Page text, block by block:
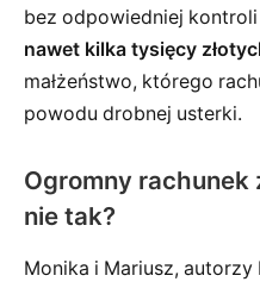
bez odpowiedniej
nawet kilka tysięcy
małżeństwo, którego
powodu drobnej usterki.
Ogromny rachunek
nie tak?
Monika i Mariusz, autorzy